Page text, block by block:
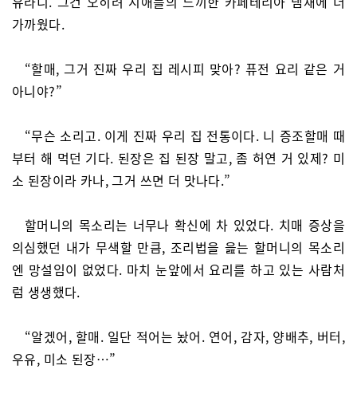
가까웠다.
“할매, 그거 진짜 우리 집 레시피 맞아? 퓨전 요리 같은 거
아니야?”
“무슨 소리고. 이게 진짜 우리 집 전통이다. 니 증조할매 때
부터 해 먹던 기다. 된장은 집 된장 말고, 좀 허연 거 있제? 미
소 된장이라 카나, 그거 쓰면 더 맛나다.”
할머니의 목소리는 너무나 확신에 차 있었다. 치매 증상을
의심했던 내가 무색할 만큼, 조리법을 읊는 할머니의 목소리
엔 망설임이 없었다. 마치 눈앞에서 요리를 하고 있는 사람처
럼 생생했다.
“알겠어, 할매. 일단 적어는 놨어. 연어, 감자, 양배추, 버터,
우유, 미소 된장…”